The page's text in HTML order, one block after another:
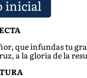
inicial
que infundas tu
a la gloria de la